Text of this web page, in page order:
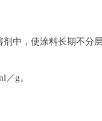
，使涂料长期不分层
g。